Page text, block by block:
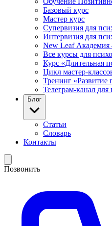
Базовый курс
Мастер курс
Супервизия для
Интервизия для
New Leaf Академия
Все курсы для
Курс «Длительная
Цикл мастер-
Тренинг «Развитие
Телеграм-канал для
Блог
Статьи
Словарь
Контакты
Позвонить